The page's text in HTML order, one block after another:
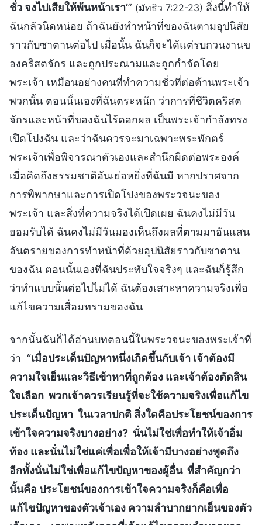
ชั่ว จงไปเสียให้พ้นหน้าเรา’” (มัทธิว 7:22-23) สิ่งนี้ทำให้
ฉันกลัวนิดหน่อย ถ้าฉันยังทำหน้าที่ของฉันตามอุปนิสัย
ราวกับซาตานต่อไป เมื่อนั้น ฉันก็จะได้แต่รบกวนงานข
องคริสตจักร และถูกประณามและถูกกำจัดโดย
พระเจ้า เหมือนอย่างคนที่ทำความชั่วที่ต่อต้านพระเจ้า
พวกนั้น ตอนนั้นเองที่ฉันตระหนัก ว่าการที่ชีวิตคริสต
จักรและหน้าที่ของฉันไร้ดอกผล เป็นพระเจ้ากำลังทรง
เปิดโปงฉัน และว่าฉันควรจะมาเฉพาะพระพักตร์
พระเจ้าเพื่อพิจารณาตัวเองและสำนึกผิดต่อพระองค์
เมื่อคิดถึงธรรมชาติอันเย่อหยิ่งที่ฉันมี หากปราศจาก
การพิพากษาและการเปิดโปงของพระวจนะของ
พระเจ้า และสิ่งที่ความจริงได้เปิดเผย ฉันคงไม่มีวัน
ยอมรับได้ ฉันคงไม่มีวันมองเห็นถึงผลที่ตามมาอันแสน
อันตรายของการทำหน้าที่ด้วยอุปนิสัยราวกับซาตาน
ของฉัน ตอนนั้นเองที่ฉันประทับใจจริงๆ และฉันก็รู้สึก
ว่าทำแบบนั้นต่อไปไม่ได้ ฉันต้องเสาะหาความจริงเพื่อ
แก้ไขความเสื่อมทรามของฉัน
จากนั้นฉันก็ได้อ่านบทตอนนี้ในพระวจนะของพระเจ้าที่
ว่า “เมื่อประเด็นปัญหาหนึ่งเกิดขึ้นกับเจ้า เจ้าต้องมี
ความใจเย็นและวิธีเข้าหาที่ถูกต้อง และเจ้าต้องตัดสิน
ใจเลือก พวกเจ้าควรเรียนรู้ที่จะใช้ความจริงเพื่อแก้ไข
ประเด็นปัญหา ในเวลาปกติ สิ่งใดคือประโยชน์ของการ
เข้าใจความจริงบางอย่าง? นั่นไม่ใช่เพื่อทำให้เจ้าอิ่ม
ท้อง และนั่นไม่ใช่แค่เพื่อเพื่อให้เจ้ามีบางอย่างพูดถึง
อีกทั้งนั่นไม่ใช่เพื่อแก้ไขปัญหาของผู้อื่น ที่สำคัญกว่า
นั้นคือ ประโยชน์ของการเข้าใจความจริงก็คือเพื่อ
แก้ไขปัญหาของตัวเจ้าเอง ความลำบากยากเย็นของตัว